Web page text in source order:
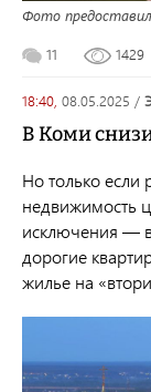
Фото
11 1429
18:40, 08.05.2025 /
В Коми
Но только если
недвижимость
исключения —
дорогие
жилье на